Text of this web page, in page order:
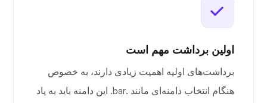
اولین برداشت مهم است
برداشت‌های اولیه اهمیت زیادی دارند، به خصوص
هنگام انتخاب دامنه‌ای مانند .bar. این دامنه باید به یاد